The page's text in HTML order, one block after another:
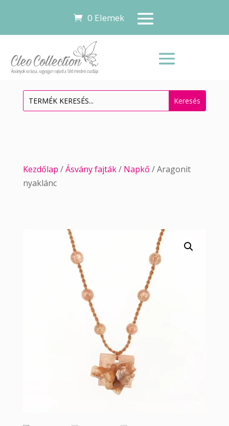
0 Elemek
Kezdőlap /Ásvány fajták/ Napkő / Aragonit
nyaklánc